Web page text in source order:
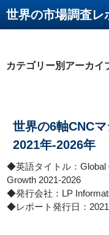
世界の市場調査レ
カテゴリー別アーカ
世界の6軸CNC
2021年-2026年
◆英語タイトル：Global
Growth 2021-2026
◆発行会社：LP
◆レポート発行日：2021